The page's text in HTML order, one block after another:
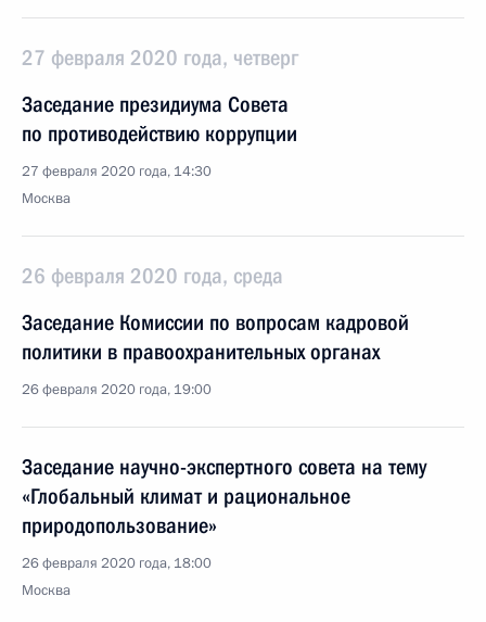
27 февраля 2020 года, четверг
Заседание президиума Совета
по противодействию коррупции
27 февраля 2020 года, 14:30
Москва
26 февраля 2020 года, среда
Заседание Комиссии по вопросам кадровой
политики в правоохранительных органах
26 февраля 2020 года, 19:00
Заседание научно-экспертного совета на тему
«Глобальный климат и рациональное
природопользование»
26 февраля 2020 года, 18:00
Москва